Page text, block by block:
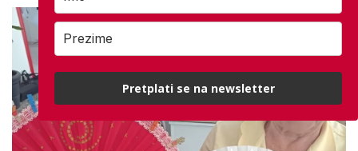
Pretplati se na newsletter